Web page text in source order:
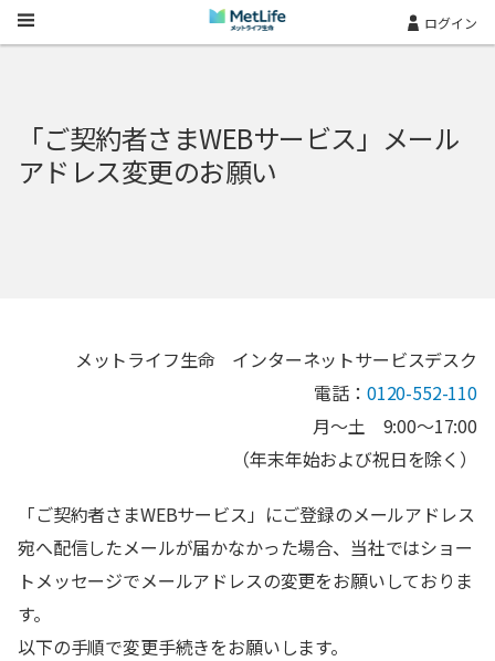
Skip Navigation ログイン
「ご契約者さまWEBサービス」メール
アドレス変更のお願い
メットライフ生命 インターネットサービスデスク
電話： 0120-552-110
月～土 9:00～17:00
（年末年始および祝日を除く）
「ご契約者さまWEBサービス」にご登録のメールアドレス
宛へ配信したメールが届かなかった場合、当社ではショー
トメッセージでメールアドレスの変更をお願いしておりま
す。
以下の手順で変更手続きをお願いします。